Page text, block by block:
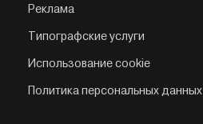
Реклама
Типографские услуги
Использование cookie
Политика персональных данных